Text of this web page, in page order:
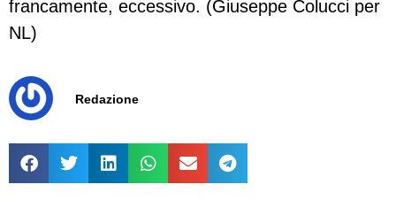
francamente, eccessivo. (Giuseppe Colucci per
NL)
Redazione